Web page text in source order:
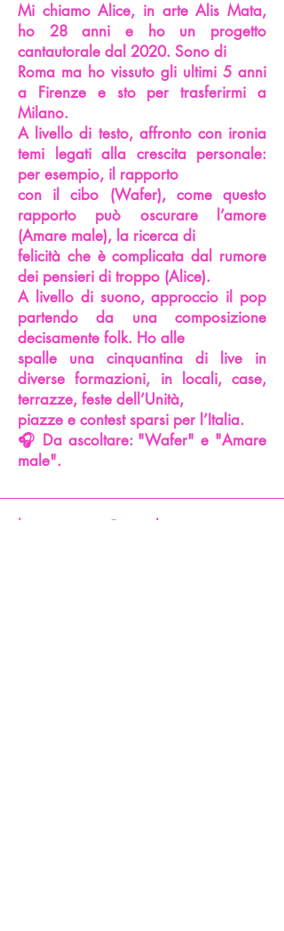
Mi chiamo Alice, in arte Alis Mata,
ho 28 anni e ho un progetto
cantautorale dal 2020. Sono di
Roma ma ho vissuto gli ultimi 5 anni
a Firenze e sto per trasferirmi a
Milano.
A livello di testo, affronto con ironia
temi legati alla crescita personale:
per esempio, il rapporto
con il cibo (Wafer), come questo
rapporto può oscurare l’amore
(Amare male), la ricerca di
felicità che è complicata dal rumore
dei pensieri di troppo (Alice).
A livello di suono, approccio il pop
partendo da una composizione
decisamente folk. Ho alle
spalle una cinquantina di live in
diverse formazioni, in locali, case,
terrazze, feste dell’Unità,
piazze e contest sparsi per l’Italia.
🎧 Da ascoltare: "Wafer" e "Amare
male".
lacantautrice@gmail.com